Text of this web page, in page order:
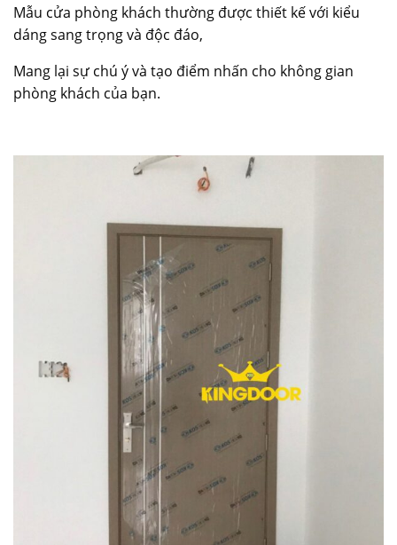
Mẫu cửa phòng khách thường được thiết kế với kiểu
dáng sang trọng và độc đáo,
Mang lại sự chú ý và tạo điểm nhấn cho không gian
phòng khách của bạn.